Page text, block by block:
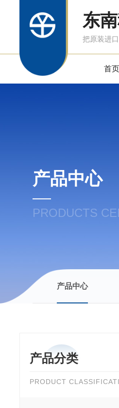
东
把原装进
首页
产品中心
PRODUCTS
产品中心
产品分类
PRODUCT